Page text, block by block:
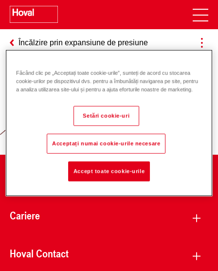
Încălzire prin expansiune de presiune
Responsabilitate pentru energie și
mediu
Cariere
Hoval Contact
Făcând clic pe „Acceptați toate cookie-urile”, sunteți de acord cu stocarea
cookie-urilor pe dispozitivul dvs. pentru a îmbunătăți navigarea pe site, pentru
a analiza utilizarea site-ului și pentru a ajuta eforturile noastre de marketing.
Setări cookie-uri
Acceptați numai cookie-urile necesare
Accept toate cookie-urile